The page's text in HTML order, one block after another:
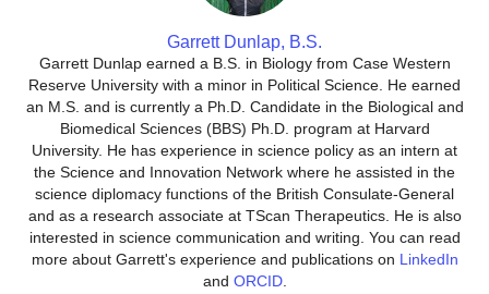
Garrett Dunlap, B.S.
Garrett Dunlap earned a B.S. in Biology from Case Western
Reserve University with a minor in Political Science. He earned
an M.S. and is currently a Ph.D. Candidate in the Biological and
Biomedical Sciences (BBS) Ph.D. program at Harvard
University. He has experience in science policy as an intern at
the Science and Innovation Network where he assisted in the
science diplomacy functions of the British Consulate-General
and as a research associate at TScan Therapeutics. He is also
interested in science communication and writing. You can read
more about Garrett's experience and publications on LinkedIn
and ORCID.